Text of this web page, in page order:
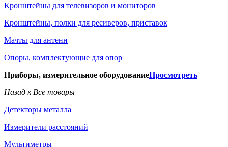
Кронштейны для телевизоров и мониторов
Кронштейны, полки для ресиверов, приставок
Мачты для антенн
Опоры, комплектующие для опор
Приборы, измерительное оборудованиеПросмотреть
Назад к Все товары
Детекторы металла
Измерители расстояний
Мультиметры